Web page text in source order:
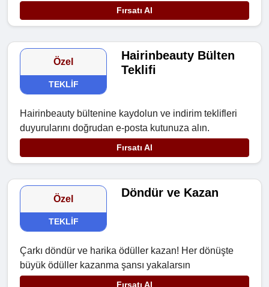
Fırsatı Al
Özel
TEKLIF
Hairinbeauty Bülten
Teklifi
Hairinbeauty bültenine kaydolun ve indirim teklifleri
duyurularını doğrudan e-posta kutunuza alın.
Fırsatı Al
Özel
TEKLIF
Döndür ve Kazan
Çarkı döndür ve harika ödüller kazan! Her dönüşte
büyük ödüller kazanma şansı yakalarsın
Fırsatı Al